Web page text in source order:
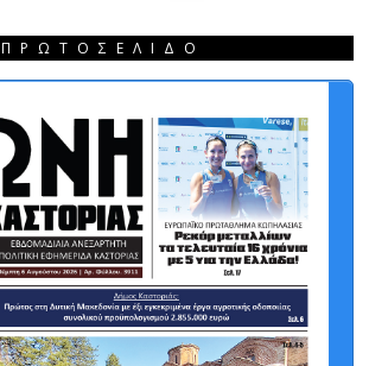
ΠΡΩΤΟΣΈΛΙΔΟ